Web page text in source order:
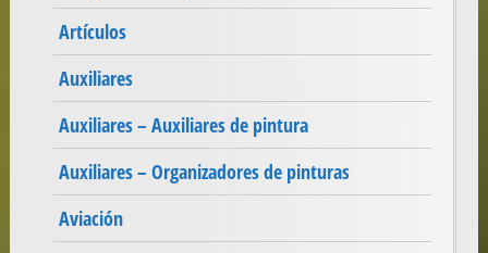
Artículos
Auxiliares
Auxiliares – Auxiliares de pintura
Auxiliares – Organizadores de pinturas
Aviación